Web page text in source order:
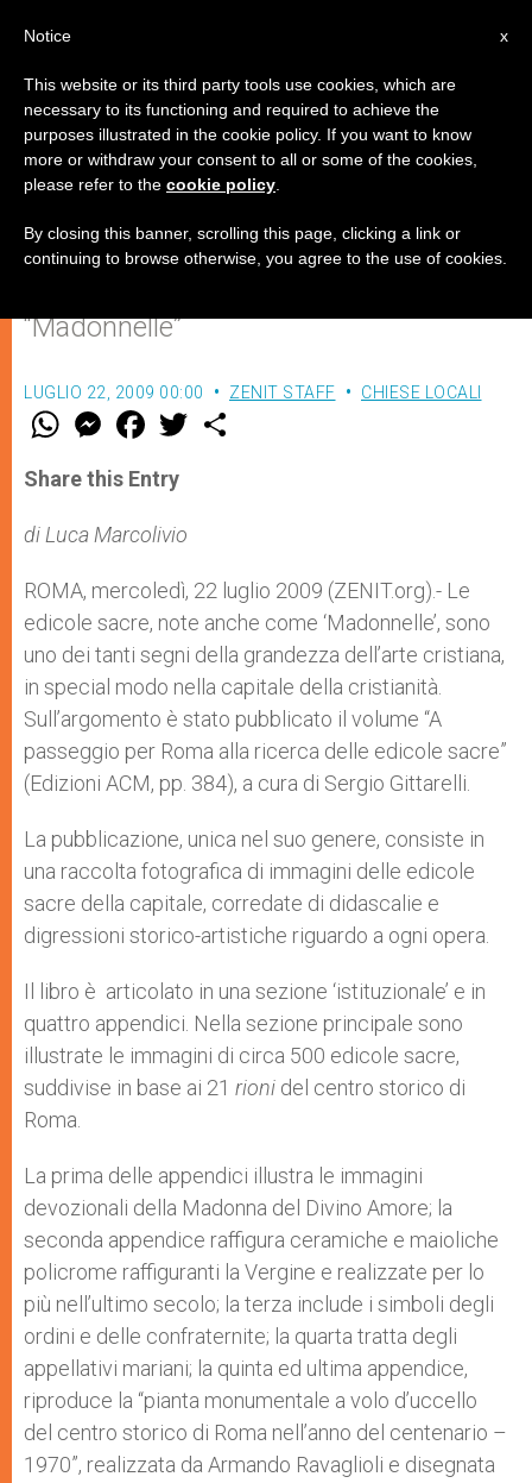
Alla scoperta delle edicole sacre
di Roma
“Madonnelle”
LUGLIO 22, 2009 00:00 ZENIT STAFF CHIESE LOCALI
W
t
s
p
p
M
e
s
e
g
e
F
a
e
b
o
k
w
Share this Entry
di Luca Marcolivio
ROMA, mercoledì, 22 luglio 2009 (ZENIT.org).- Le
edicole sacre, note anche come ‘Madonnelle’, sono
uno dei tanti segni della grandezza dell’arte cristiana,
in special modo nella capitale della cristianità.
Sull’argomento è stato pubblicato il volume “A
passeggio per Roma alla ricerca delle edicole sacre”
(Edizioni ACM, pp. 384), a cura di Sergio Gittarelli.
La pubblicazione, unica nel suo genere, consiste in
una raccolta fotografica di immagini delle edicole
sacre della capitale, corredate di didascalie e
digressioni storico-artistiche riguardo a ogni opera.
Il libro è articolato in una sezione ‘istituzionale’ e in
quattro appendici. Nella sezione principale sono
illustrate le immagini di circa 500 edicole sacre,
suddivise in base ai 21 rioni del centro storico di
Roma.
La prima delle appendici illustra le immagini
devozionali della Madonna del Divino Amore; la
seconda appendice raffigura ceramiche e maioliche
policrome raffiguranti la Vergine e realizzate per lo
più nell’ultimo secolo; la terza include i simboli degli
ordini e delle confraternite; la quarta tratta degli
appellativi mariani; la quinta ed ultima appendice,
riproduce la “pianta monumentale a volo d’uccello
del centro storico di Roma nell’anno del centenario –
1970”, realizzata da Armando Ravaglioli e disegnata
x
Notice
This website or its third party tools use cookies, which are
necessary to its functioning and required to achieve the
purposes illustrated in the cookie policy. If you want to know
more or withdraw your consent to all or some of the cookies,
please refer to the cookie policy
By closing this banner, scrolling this page, clicking a link or
continuing to browse otherwise, you agree to the use of cookies.